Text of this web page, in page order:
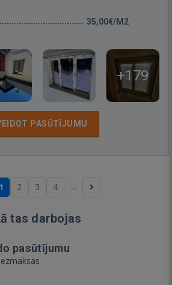
35,00€/M2
+179
PASŪTĪJUMU
1 2 3 4 ...
tas darbojas
pasūtījumu